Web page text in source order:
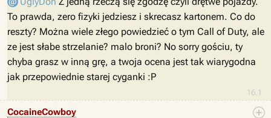
16.1
To prawda, zero fizyki jedziesz i skrecasz kartonem. Co do
reszty? Można wiele złego powiedzieć o tym Call of Duty, ale
ze jest słabe strzelanie? malo broni? No sorry gościu, ty
chyba grasz w inną grę, a twoja ocena jest tak wiarygodna
jak przepowiednie starej cyganki :P
CocaineCowboy